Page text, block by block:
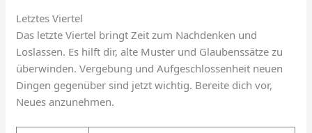
Letztes Viertel
Das letzte Viertel bringt Zeit zum Nachdenken und
Loslassen. Es hilft dir, alte Muster und Glaubenssätze zu
überwinden. Vergebung und Aufgeschlossenheit neuen
Dingen gegenüber sind jetzt wichtig. Bereite dich vor,
Neues anzunehmen.